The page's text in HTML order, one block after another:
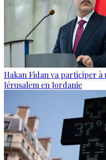
Hakan Fidan va participer
Jérusalem en Jordanie